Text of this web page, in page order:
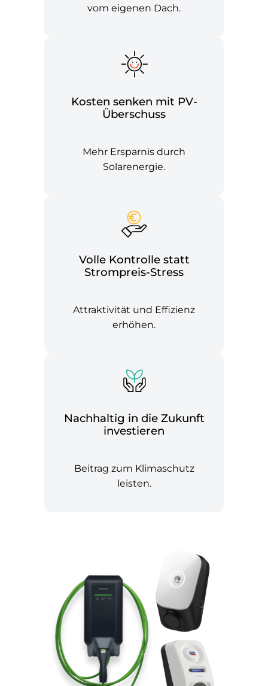
vom eigenen Dach.
Kosten senken mit PV-
Überschuss
Mehr Ersparnis durch
Solarenergie.
Volle Kontrolle statt
Strompreis-Stress
Attraktivität und Effizienz
erhöhen.
Nachhaltig in die Zukunft
investieren
Beitrag zum Klimaschutz
leisten.